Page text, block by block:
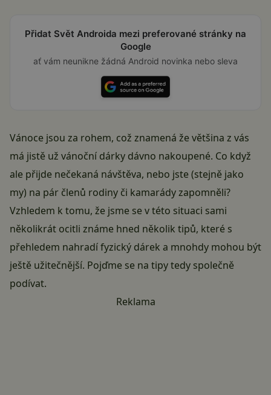
Přidat Svět Androida mezi preferované stránky na
Google
ať vám neunikne žádná Android novinka nebo sleva
Vánoce jsou za rohem, což znamená že většina z vás
má jistě už vánoční dárky dávno nakoupené. Co když
ale přijde nečekaná návštěva, nebo jste (stejně jako
my) na pár členů rodiny či kamarády zapomněli?
Vzhledem k tomu, že jsme se v této situaci sami
několikrát ocitli známe hned několik tipů, které s
přehledem nahradí fyzický dárek a mnohdy mohou být
ještě užitečnější. Pojďme se na tipy tedy společně
podívat.
Reklama